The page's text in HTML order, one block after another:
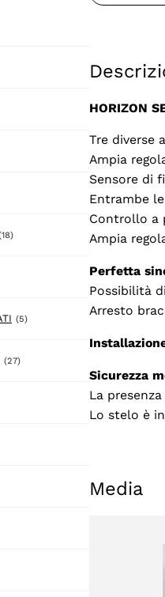
prodotto
prodotto
11 prodotto
18 prodotto
(5)5 prodotto
(27)27 prodotto
HORIZON
Tre diverse
Ampia
Sensore di
Entrambe
Controllo a
Ampia
Perfetta
Possibilità
Arresto
Sicurezza
La
Lo stelo è
Media